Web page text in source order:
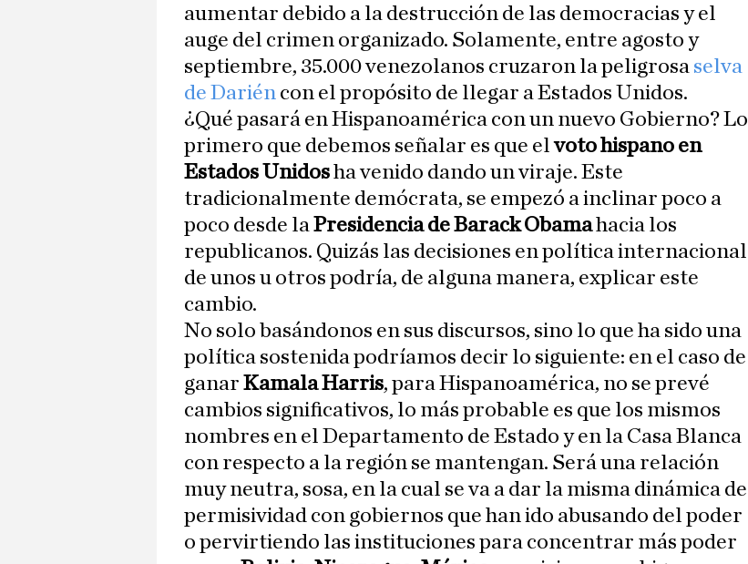
aumentar debido a la destrucción de las democracias y el
auge del crimen organizado. Solamente, entre agosto y
septiembre, 35.000 venezolanos cruzaron la peligrosa selva
de Darién con el propósito de llegar a Estados Unidos.
¿Qué pasará en Hispanoamérica con un nuevo Gobierno? Lo
primero que debemos señalar es que elvoto hispano en
Estados Unidosha venido dando un viraje. Este
tradicionalmente demócrata, se empezó a inclinar poco a
poco desde laPresidencia de Barack Obamahacia los
republicanos. Quizás las decisiones en política internacional
de unos u otros podría, de alguna manera, explicar este
cambio.
No solo basándonos en sus discursos, sino lo que ha sido una
política sostenida podríamos decir lo siguiente: en el caso de
ganar Kamala Harris, para Hispanoamérica, no se prevé
cambios significativos, lo más probable es que los mismos
nombres en el Departamento de Estado y en la Casa Blanca
con respecto a la región se mantengan. Será una relación
muy neutra, sosa, en la cual se va a dar la misma dinámica de
permisividad con gobiernos que han ido abusando del poder
o pervirtiendo las instituciones para concentrar más poder